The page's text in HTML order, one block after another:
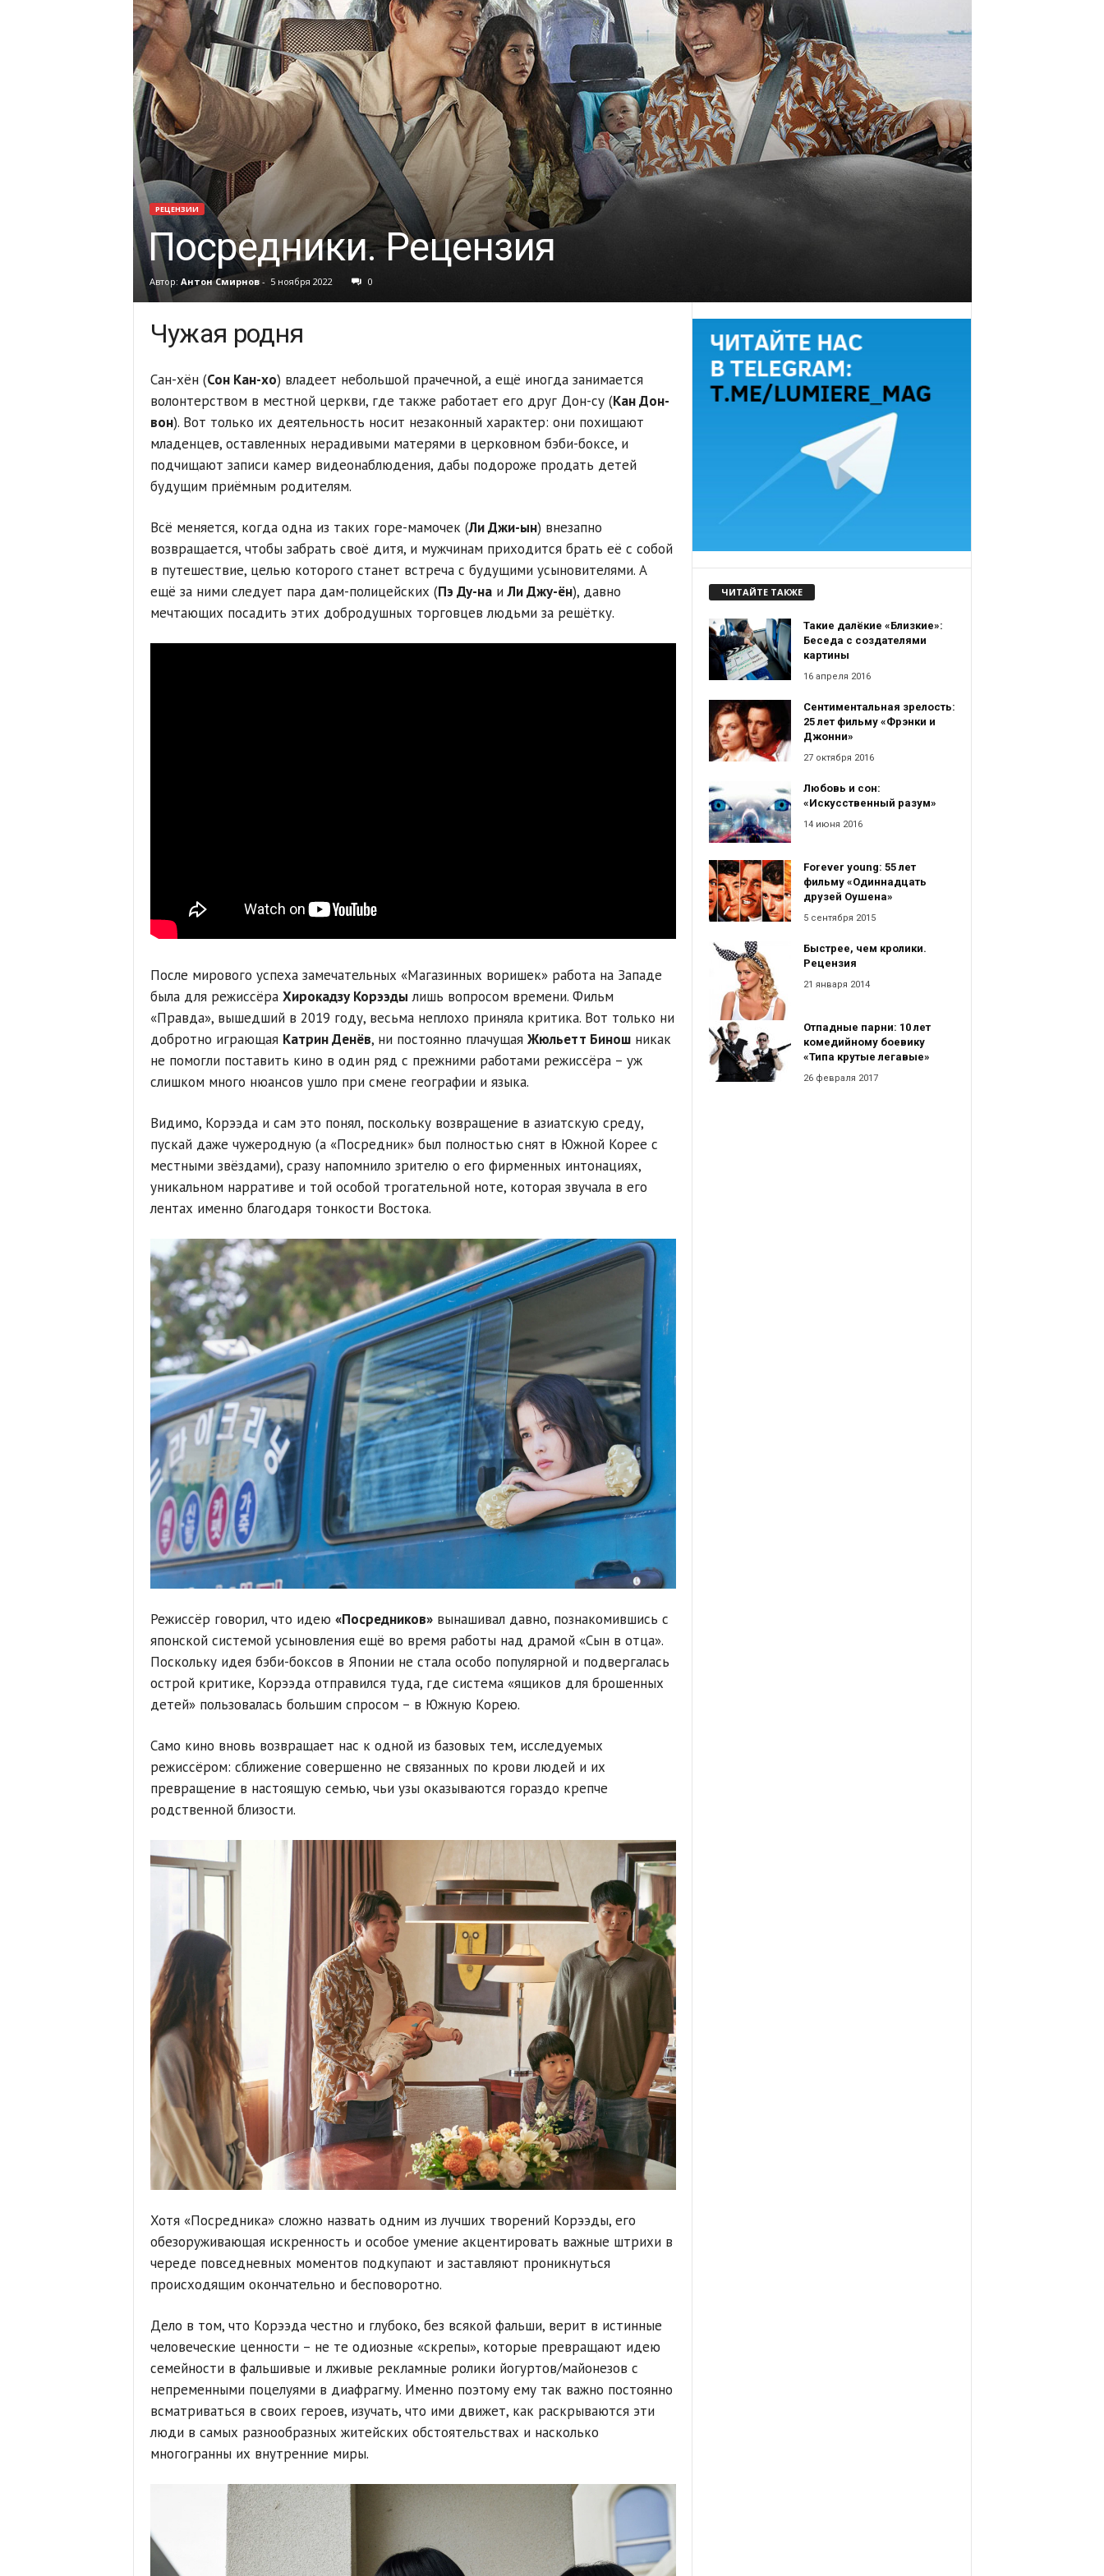
РЕЦЕНЗИИ
Посредники. Рецензия
Автор: Антон Смирнов- 5 ноября 2022 0
Чужая родня
Сан-хён (Сон Кан-хо) владеет небольшой прачечной, а ещё иногда занимается
волонтерством в местной церкви, где также работает его друг Дон-су (Кан Дон-
вон). Вот только их деятельность носит незаконный характер: они похищают
младенцев, оставленных нерадивыми матерями в церковном бэби-боксе, и
подчищают записи камер видеонаблюдения, дабы подороже продать детей
будущим приёмным родителям.
Всё меняется, когда одна из таких горе-мамочек (Ли Джи-ын) внезапно
возвращается, чтобы забрать своё дитя, и мужчинам приходится брать её с собой
в путешествие, целью которого станет встреча с будущими усыновителями. А
ещё за ними следует пара дам-полицейских (Пэ Ду-наиЛи Джу-ён), давно
мечтающих посадить этих добродушных торговцев людьми за решётку.
После мирового успеха замечательных «Магазинных воришек» работа на Западе
была для режиссёра Хирокадзу Корээды лишь вопросом времени. Фильм
«Правда», вышедший в 2019 году, весьма неплохо приняла критика. Вот только ни
добротно играющая Катрин Денёв, ни постоянно плачущая Жюльетт Биношникак
не помогли поставить кино в один ряд с прежними работами режиссёра – уж
слишком много нюансов ушло при смене географии и языка.
Видимо, Корээда и сам это понял, поскольку возвращение в азиатскую среду,
пускай даже чужеродную (а «Посредник» был полностью снят в Южной Корее с
местными звёздами), сразу напомнило зрителю о его фирменных интонациях,
уникальном нарративе и той особой трогательной ноте, которая звучала в его
лентах именно благодаря тонкости Востока.
Режиссёр говорил, что идею «Посредников»вынашивал давно, познакомившись с
японской системой усыновления ещё во время работы над драмой «Сын в отца».
Поскольку идея бэби-боксов в Японии не стала особо популярной и подвергалась
острой критике, Корээда отправился туда, где система «ящиков для брошенных
детей» пользовалась большим спросом – в Южную Корею.
Само кино вновь возвращает нас к одной из базовых тем, исследуемых
режиссёром: сближение совершенно не связанных по крови людей и их
превращение в настоящую семью, чьи узы оказываются гораздо крепче
родственной близости.
Хотя «Посредника» сложно назвать одним из лучших творений Корээды, его
обезоруживающая искренность и особое умение акцентировать важные штрихи в
череде повседневных моментов подкупают и заставляют проникнуться
происходящим окончательно и бесповоротно.
Дело в том, что Корээда честно и глубоко, без всякой фальши, верит в истинные
человеческие ценности – не те одиозные «скрепы», которые превращают идею
семейности в фальшивые и лживые рекламные ролики йогуртов/майонезов с
непременными поцелуями в диафрагму. Именно поэтому ему так важно постоянно
всматриваться в своих героев, изучать, что ими движет, как раскрываются эти
люди в самых разнообразных житейских обстоятельствах и насколько
многогранны их внутренние миры.
ЧИТАЙТЕ ТАКЖЕ
Такие далёкие «Близкие»:
Беседа с создателями
картины
16 апреля 2016
Сентиментальная зрелость:
25 лет фильму «Фрэнки и
Джонни»
27 октября 2016
Любовь и сон:
«Искусственный разум»
14 июня 2016
Forever young: 55 лет
фильму «Одиннадцать
друзей Оушена»
5 сентября 2015
Быстрее, чем кролики.
Рецензия
21 января 2014
Отпадные парни: 10 лет
комедийному боевику
«Типа крутые легавые»
26 февраля 2017